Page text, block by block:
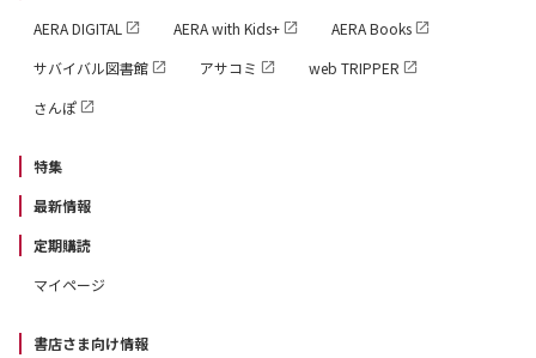
AERA DIGITAL
AERA with Kids+
AERA Books
サバイバル図書館
アサコミ
web TRIPPER
さんぽ
特集
最新情報
定期購読
マイページ
書店さま向け情報